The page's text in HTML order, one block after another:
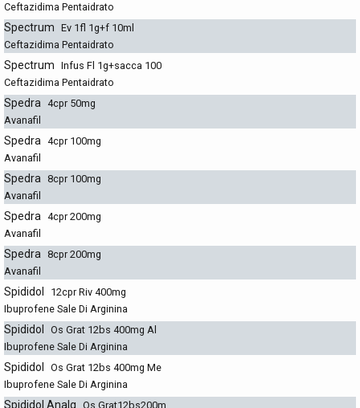
Ceftazidima Pentaidrato
Spectrum Ev 1fl 1g+f 10ml
Ceftazidima Pentaidrato
Spectrum Infus Fl 1g+sacca 100
Ceftazidima Pentaidrato
Spedra 4cpr 50mg
Avanafil
Spedra 4cpr 100mg
Avanafil
Spedra 8cpr 100mg
Avanafil
Spedra 4cpr 200mg
Avanafil
Spedra 8cpr 200mg
Avanafil
Spididol
12cpr Riv 400mg
Ibuprofene Sale Di Arginina
Spididol
Os Grat 12bs 400mg Al
Ibuprofene Sale Di Arginina
Spididol
Os Grat 12bs 400mg Me
Ibuprofene Sale Di Arginina
Spididol Analg Os Grat12bs200m